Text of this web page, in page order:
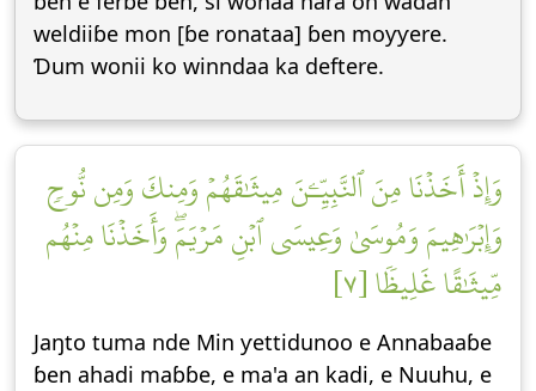
weldiiɓe mon [ɓe ronataa] ɓen moƴƴere.
Ɗum wonii ko winndaa ka deftere.
وَإِذۡ أَخَذۡنَا مِنَ ٱلنَّبِيِّـۧنَ مِيثَٰقَهُمۡ وَمِنكَ وَمِن نُّوحٖ
وَإِبۡرَٰهِيمَ وَمُوسَىٰ وَعِيسَى ٱبۡنِ مَرۡيَمَۖ وَأَخَذۡنَا مِنۡهُم
مِّيثَٰقًا غَلِيظٗا [٧]
Jaŋto tuma nde Min ƴettidunoo e Annabaaɓe
ɓen ahadi maɓɓe, e ma'a an kadi, e Nuuhu, e